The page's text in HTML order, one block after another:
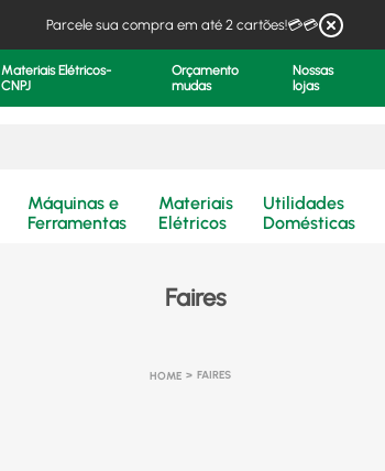
Parcele sua compra em até 2 cartões!💳💳
Materiais Elétricos-
CNPJ
Orçamento
mudas
Nossas
lojas
Máquinas e
Ferramentas
Materiais
Elétricos
Utilidades
Domésticas
Faires
FAIRES